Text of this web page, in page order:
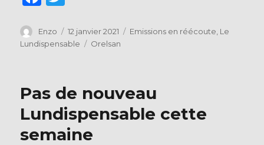
c
e
o
o
k
it
te
Auteur
Enzo
Publié
le
12 janvier 2021 Catégories
Emissions en réécoute Le
Lundispensable
Étiquettes
Orelsan
Pas de nouveau
Lundispensable cette
semaine